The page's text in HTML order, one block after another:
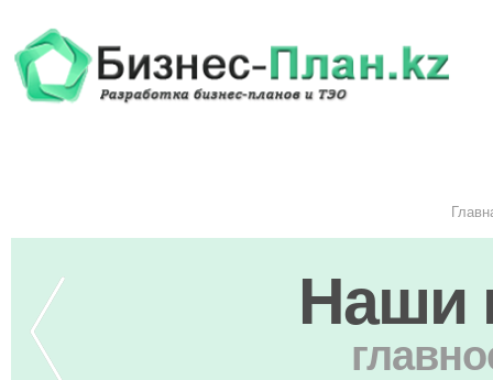
Наши